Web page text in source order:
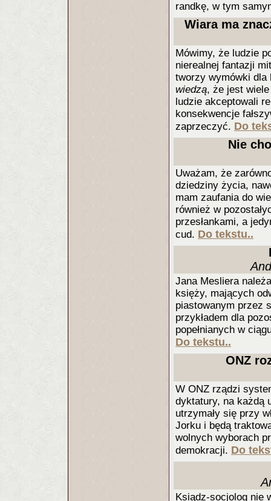
randkę, w tym
Wiara ma
Mówimy, że ludzie
nierealnej fantazji
tworzy wymówki dla
wiedzą, że jest
ludzie akceptowali
konsekwencje
zaprzeczyć. Do
Nie
Uważam, że
dziedziny życia,
mam zaufania do
również w
przesłankami, a
cud. Do tekstu..
Jana Mesliera
księży, mających
piastowanym przez
przykładem dla
popełnianych w
Do tekstu..
ONZ
W ONZ rządzi
dyktatury, na każdą
utrzymały się przy
Jorku i będą
wolnych wyborach
demokracji. Do
Ksiądz-socjolog nie